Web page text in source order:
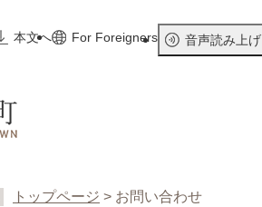
本文へ
For Foreigners 音声読み上げ
トップページ > お問い合わせ